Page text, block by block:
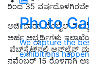
Photo
We capture the
exhibitions
ರಿಂದ 35
ಅರ್ಜಿದಾರರ ಮೊಬೈಲ್
ಅರ್ಹ ಅಭ್ಯರ್ಥಿಗಳು
ವೆಬ್‍ಸೈಟ್‍ನಲ್ಲಿ ಆನ್‍ಲೈನ್
ನವೆಂಬರ್ 15 ರೊಳಗಾಗಿ